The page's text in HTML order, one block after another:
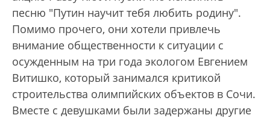
песню "Путин научит тебя любить родину".
Помимо прочего, они хотели привлечь
внимание общественности к ситуации с
осужденным на три года экологом Евгением
Витишко, который занимался критикой
строительства олимпийских объектов в Сочи.
Вместе с девушками были задержаны другие